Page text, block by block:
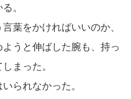
。
葉をかければいいのか、
うと伸ばした腕も、持っ
まった。
られなかった。